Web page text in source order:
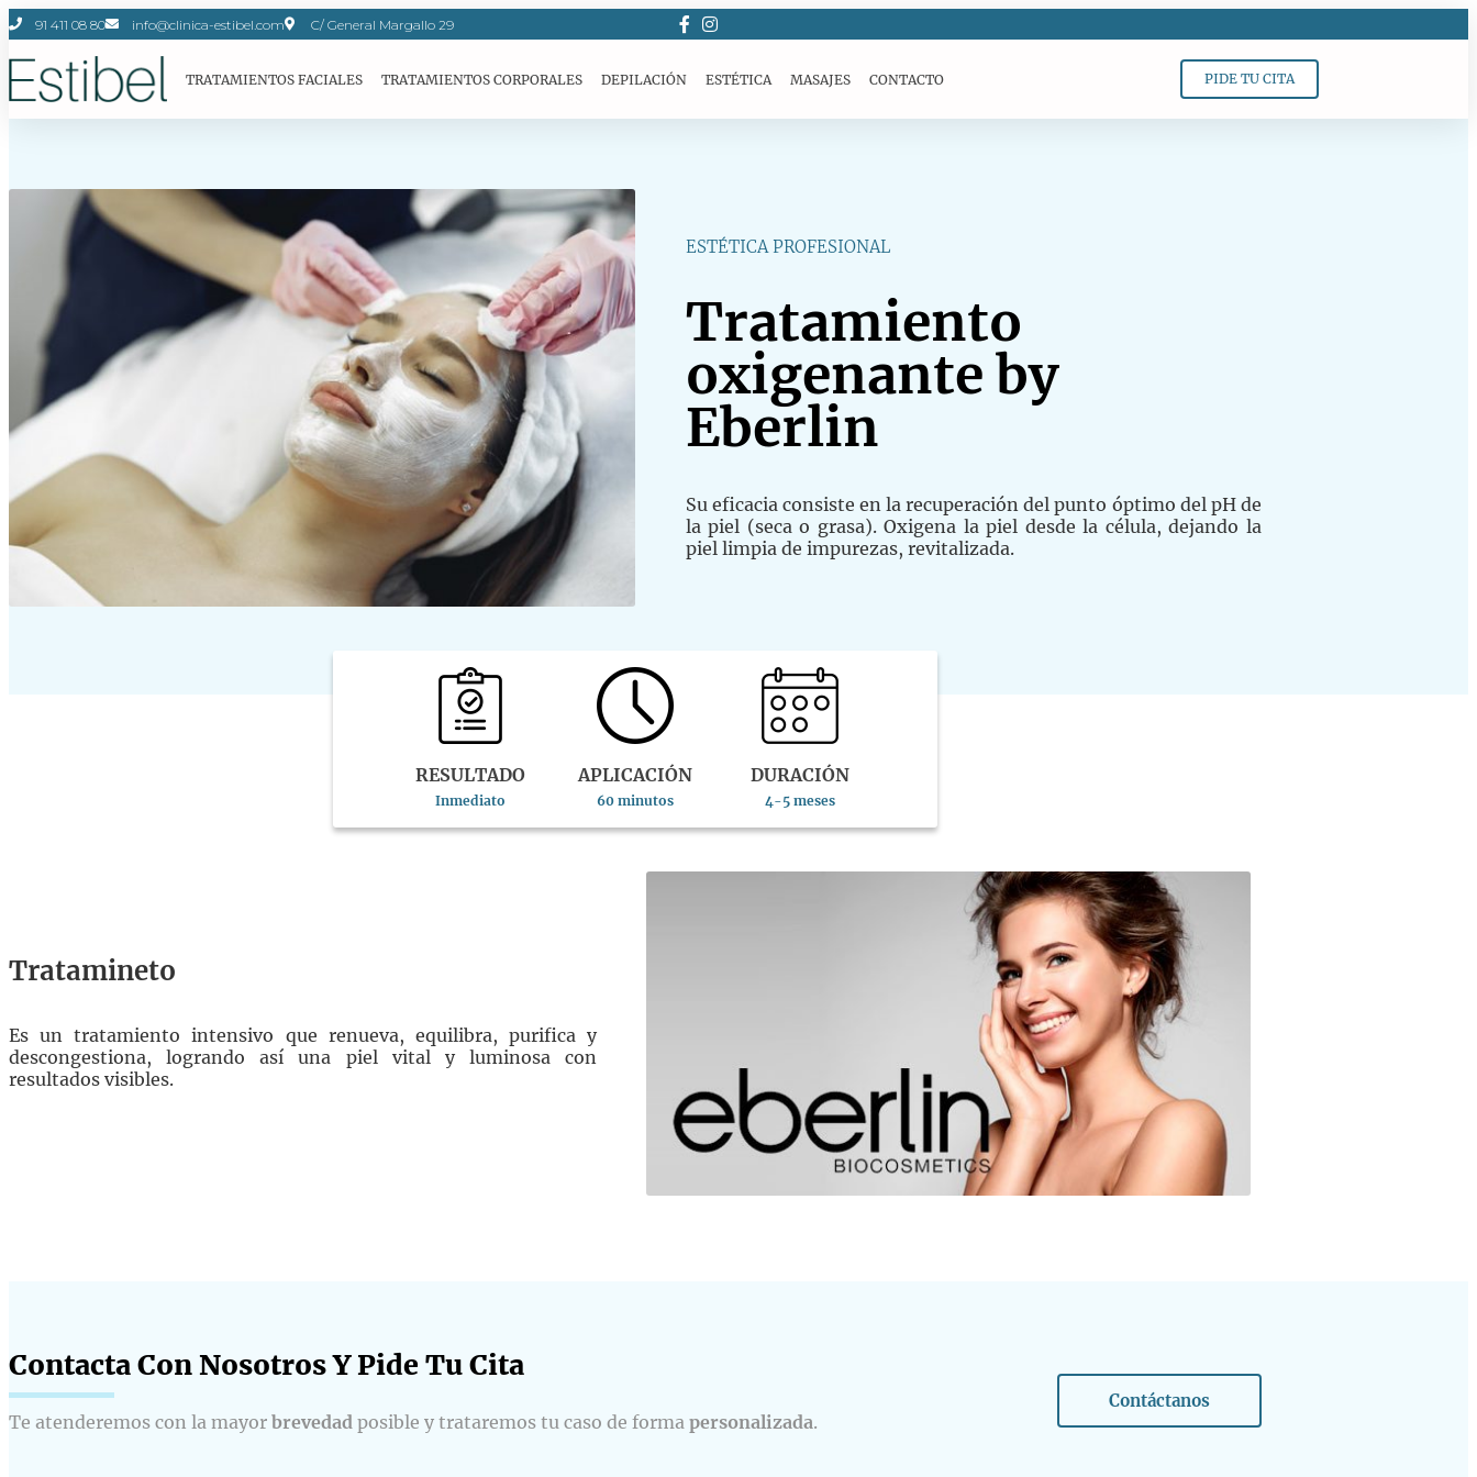
91 411 08 80 info@clinica-estibel.com C/ General Margallo 29
TRATAMIENTOS FACIALES TRATAMIENTOS CORPORALES DEPILACIÓN ESTÉTICA MASAJES CONTACTO PIDE TU CITA
ESTÉTICA PROFESIONAL
Tratamiento
oxigenante by
Eberlin
Su eficacia consiste en la recuperación del punto óptimo del pH de
la piel (seca o grasa). Oxigena la piel desde la célula, dejando la
piel limpia de impurezas, revitalizada.
RESULTADO
Inmediato
APLICACIÓN
60 minutos
DURACIÓN
4-5 meses
Tratamineto
Es un tratamiento intensivo que renueva, equilibra, purifica y
descongestiona, logrando así una piel vital y luminosa con
resultados visibles.
Contacta Con Nosotros Y Pide Tu Cita​
Te atenderemos con la mayor brevedad posible y trataremos tu caso de forma personalizada.
Contáctanos